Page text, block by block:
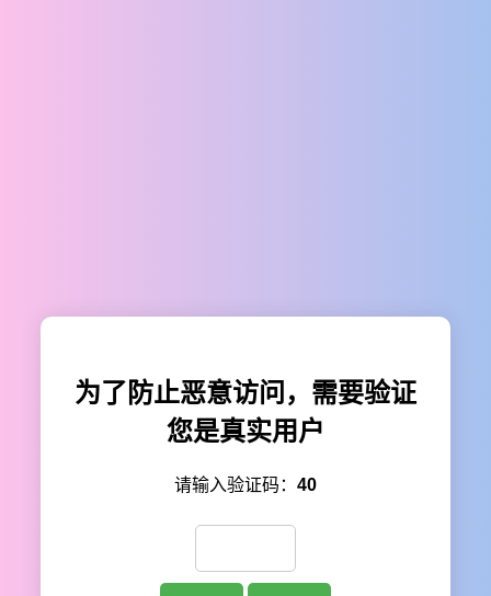
为了防止恶意访问，需要验证
您是真实用户
请输入验证码： 40